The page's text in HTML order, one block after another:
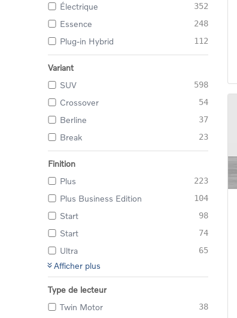
Électrique
352
Essence 248
Plug-in Hybrid 112
Variant
SUV
598
Crossover 54
Berline 37
Break 23
Finition
Plus
223
Plus Business Edition 104
Start 98
Start 74
Ultra 65
Afficher plus
Type de lecteur
Twin Motor
38